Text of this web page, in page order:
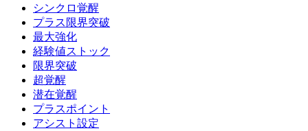
シンクロ覚醒
プラス限界突破
最大強化
経験値ストック
限界突破
超覚醒
潜在覚醒
プラスポイント
アシスト設定